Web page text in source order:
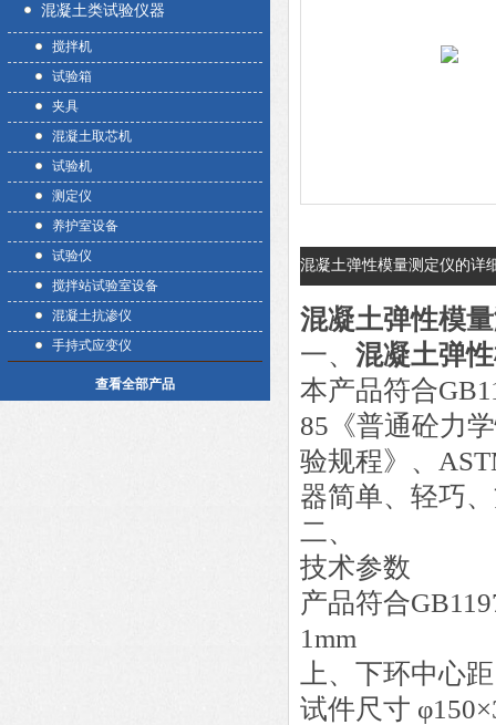
混凝土类试验仪器
搅拌机
试验箱
夹具
混凝土取芯机
试验机
测定仪
养护室设备
试验仪
搅拌站试验室设备
混凝土抗渗仪
手持式应变仪
查看全部产品
混凝土弹性模量测定仪的详
混凝土弹性模
一、 混凝土弹
本产品符合
85《普通砼力
验规程》、
器简单、轻巧
二、
技术参数
产品符合
1mm
上、下环中心
试件尺寸